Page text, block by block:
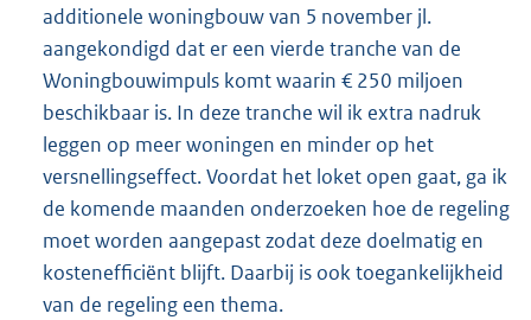
additionele woningbouw van 5 november jl.
aangekondigd dat er een vierde tranche van de
Woningbouwimpuls komt waarin € 250 miljoen
beschikbaar is. In deze tranche wil ik extra nadruk
leggen op meer woningen en minder op het
versnellingseffect. Voordat het loket open gaat, ga ik
de komende maanden onderzoeken hoe de regeling
moet worden aangepast zodat deze doelmatig en
kostenefficiënt blijft. Daarbij is ook toegankelijkheid
van de regeling een thema.